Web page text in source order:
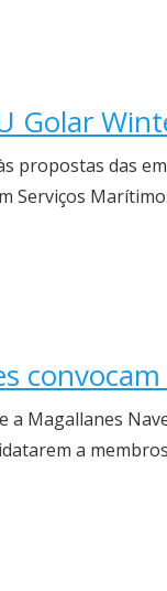
Golar
propostas das
Serviços
Magallanes
a